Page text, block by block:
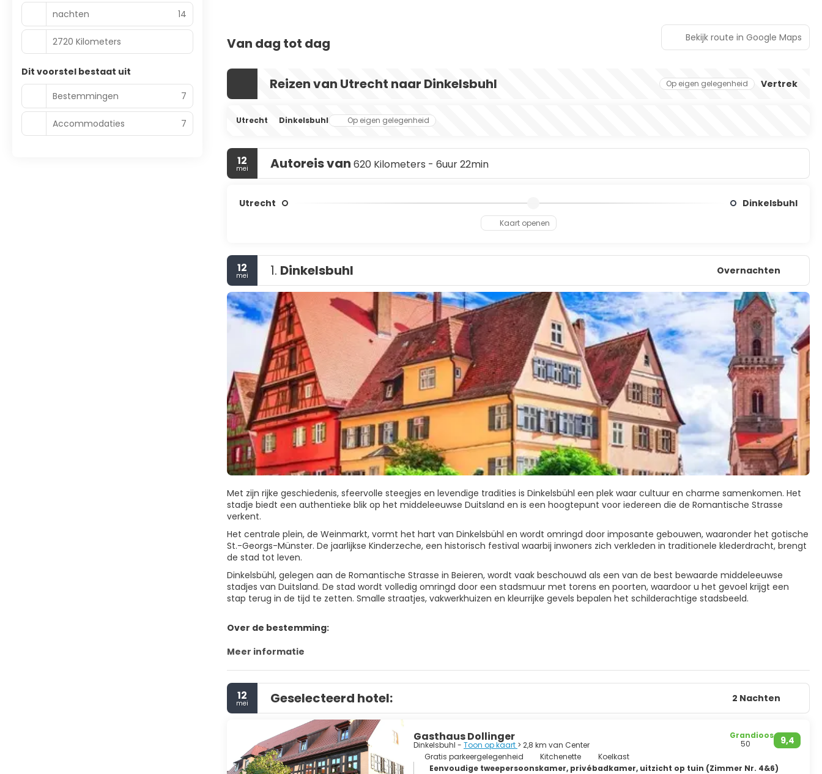
Van dag tot dag Bekijk route in Google Maps
Reizen van Utrecht naar Dinkelsbuhl Op eigen gelegenheid Vertrek
Utrecht Dinkelsbuhl Op eigen gelegenheid
12
mei Autoreis van 620 Kilometers - 6uur 22min
Utrecht Dinkelsbuhl
Kaart openen
12
mei 1. Dinkelsbuhl Overnachten
Over de bestemming:
Dinkelsbühl, gelegen aan de Romantische Strasse in Beieren, wordt vaak beschouwd als een van de best bewaarde middeleeuwse
stadjes van Duitsland. De stad wordt volledig omringd door een stadsmuur met torens en poorten, waardoor u het gevoel krijgt een
stap terug in de tijd te zetten. Smalle straatjes, vakwerkhuizen en kleurrijke gevels bepalen het schilderachtige stadsbeeld.
Het centrale plein, de Weinmarkt, vormt het hart van Dinkelsbühl en wordt omringd door imposante gebouwen, waaronder het gotische
St.-Georgs-Münster. De jaarlijkse Kinderzeche, een historisch festival waarbij inwoners zich verkleden in traditionele klederdracht, brengt
de stad tot leven.
Met zijn rijke geschiedenis, sfeervolle steegjes en levendige tradities is Dinkelsbühl een plek waar cultuur en charme samenkomen. Het
stadje biedt een authentieke blik op het middeleeuwse Duitsland en is een hoogtepunt voor iedereen die de Romantische Strasse
verkent.
Meer informatie
12
mei Geselecteerd hotel: 2 Nachten
Gasthaus Dollinger
Dinkelsbuhl - Toon op kaart > 2,8 km van Center 9,4
Grandioos
50
Gratis parkeergelegenheid
Kitchenette
Koelkast
Eenvoudige tweepersoonskamer, privébadkamer, uitzicht op tuin (Zimmer Nr. 4&6)
nachten 14
2720 Kilometers
Dit voorstel bestaat uit
Bestemmingen
7
Accommodaties 7